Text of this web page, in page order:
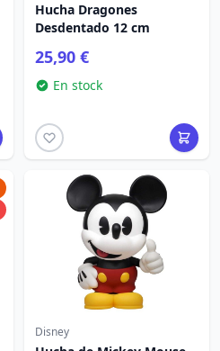
Hucha Dragones
Desdentado 12 cm
25,90 €
En stock
Disney